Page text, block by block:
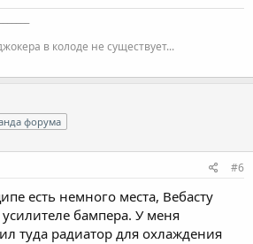
в колоде не существует...
форума
#6
есть немного места, Вебасту
бампера. У меня
туда радиатор для охлаждения